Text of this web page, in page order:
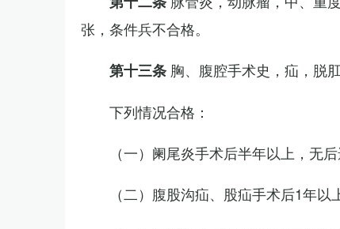
张，条件兵不合格。
第十三条 胸、腹腔手术史，疝，脱
下列情况合格：
（一）阑尾炎手术后半年以上，无后
（二）腹股沟疝、股疝手术后1年以